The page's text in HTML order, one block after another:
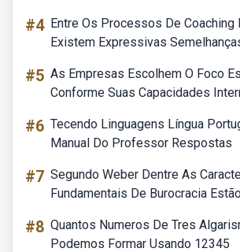
#4 Entre Os Processos De Coaching
Existem Expressivas
#5 As Empresas Escolhem O Foco
Conforme Suas Capacidades
#6 Tecendo Linguagens Língua
Manual Do Professor Respostas
#7 Segundo Weber Dentre As
Fundamentais De Burocracia
#8 Quantos Numeros De Tres
Podemos Formar Usando 12345